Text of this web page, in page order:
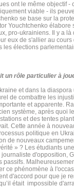
ont le même objectif -
viable - ils
se base sur la
Youchtchenko élabore
pro-ukrainiens. Il y a
eux de s'allier au
élections
un rôle particulier à
et dans la
de combattre les
et apparente.
système, après quoi
et des tentes
Cette année à
politique en
de nouveaux
» ? Les étudiants
d'opposition,
ce phénomène à
d'accord pour que je
était impossible